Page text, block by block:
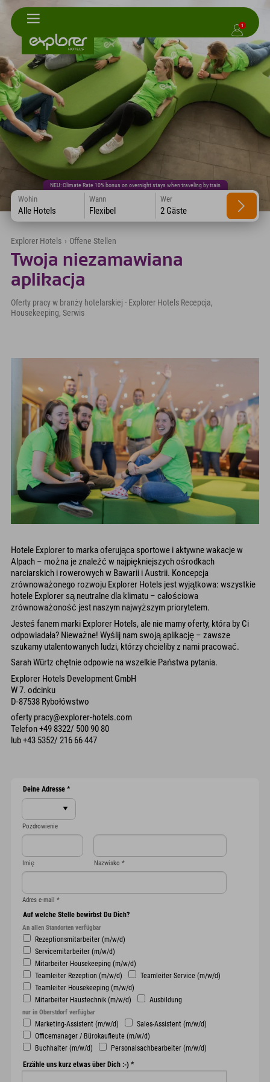
1
NEU: Climate Rate 10% bonus on overnight stays when traveling by train
Wohin
Alle Hotels
Wann
Flexibel
Wer
2 Gäste
Explorer Hotels › Offene Stellen
Twoja niezamawiana
aplikacja
Oferty pracy w branży hotelarskiej - Explorer Hotels Recepcja,
Housekeeping, Serwis
Hotele Explorer to marka oferująca sportowe i aktywne wakacje w
Alpach – można je znaleźć w najpiękniejszych ośrodkach
narciarskich i rowerowych w Bawarii i Austrii. Koncepcja
zrównoważonego rozwoju Explorer Hotels jest wyjątkowa: wszystkie
hotele Explorer są neutralne dla klimatu – całościowa
zrównoważoność jest naszym najwyższym priorytetem.
Jesteś fanem marki Explorer Hotels, ale nie mamy oferty, która by Ci
odpowiadała? Nieważne! Wyślij nam swoją aplikację – zawsze
szukamy utalentowanych ludzi, którzy chcieliby z nami pracować.
Sarah Würtz chętnie odpowie na wszelkie Państwa pytania.
Explorer Hotels Development GmbH
W 7. odcinku
D-87538 Rybołówstwo
oferty pracy@explorer-hotels.com
Telefon +49 8322/ 500 90 80
lub +43 5352/ 216 66 447
Deine Adresse *
Pozdrowienie
Imię Nazwisko *
Adres e-mail *
Auf welche Stelle bewirbst Du Dich?
An allen Standorten verfügbar
Rezeptionsmitarbeiter (m/w/d)
Servicemitarbeiter (m/w/d)
Mitarbeiter Housekeeping (m/w/d)
Teamleiter Rezeption (m/w/d)
Teamleiter Service (m/w/d)
Teamleiter Housekeeping (m/w/d)
Mitarbeiter Haustechnik (m/w/d)
Ausbildung
nur in Oberstdorf verfügbar
Marketing-Assistent (m/w/d)
Sales-Assistent (m/w/d)
Officemanager / Bürokaufleute (m/w/d)
Buchhalter (m/w/d)
Personalsachbearbeiter (m/w/d)
Erzähle uns kurz etwas über Dich :-) *